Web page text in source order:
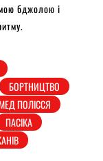
бджолою і
БОРТНИЦТВО
ПОЛІССЯ
ПАСІКА